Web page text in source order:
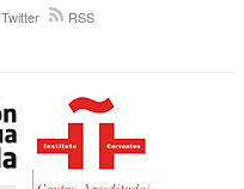
Twitter
RSS